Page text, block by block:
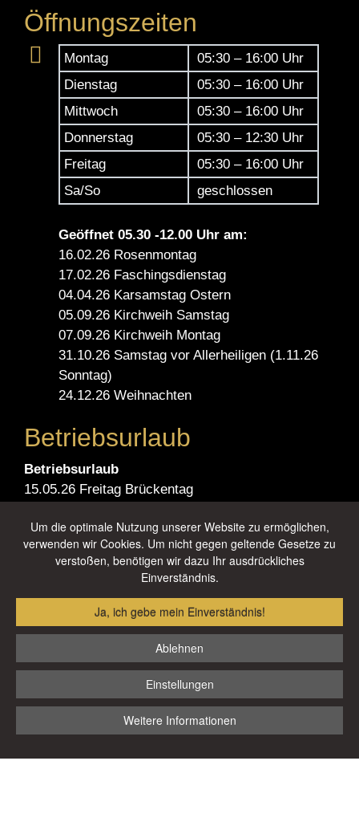
Um die optimale Nutzung unserer Website zu ermöglichen,
verwenden wir Cookies. Um nicht gegen geltende Gesetze zu
verstoßen, benötigen wir dazu Ihr ausdrückliches
Einverständnis.
Ja, ich gebe mein Einverständnis!
Ablehnen
Einstellungen
Weitere Informationen
Öffnungszeiten
Montag
05:30 – 16:00 Uhr
Dienstag
05:30 – 16:00 Uhr
Mittwoch
05:30 – 16:00 Uhr
Donnerstag
05:30 – 12:30 Uhr
Freitag
05:30 – 16:00 Uhr
Sa/So
geschlossen
Geöffnet 05.30 -12.00 Uhr am:
16.02.26 Rosenmontag
17.02.26 Faschingsdienstag
04.04.26 Karsamstag Ostern
05.09.26 Kirchweih Samstag
07.09.26 Kirchweih Montag
31.10.26 Samstag vor Allerheiligen (1.11.26
Sonntag)
24.12.26 Weihnachten
Betriebsurlaub
Betriebsurlaub
15.05.26 Freitag Brückentag
30.05.26 - 07.06.26
Sommerurlaub
Winterurlaub
25.12.26 - 06.01.27
*Nutzen Sie unsere E-Mail oder das Kontaktformular für Lob und
Bestellungenkönnen Sie in
odertelefonischaufgeben.